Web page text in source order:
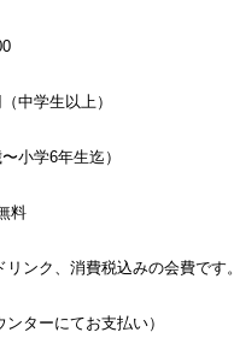
中学生以上）
小学6年生迄）
料
ンク、消費税込みの会費です。
ターにてお支払い）